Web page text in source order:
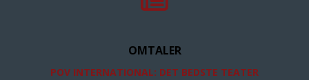
OMTALER
POV INTERNATIONAL: DET BEDSTE TEATER